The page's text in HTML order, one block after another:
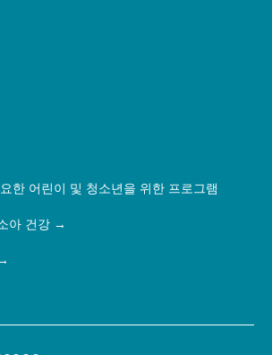
한 어린이 및 청소년을 위한 프로그램
아 건강